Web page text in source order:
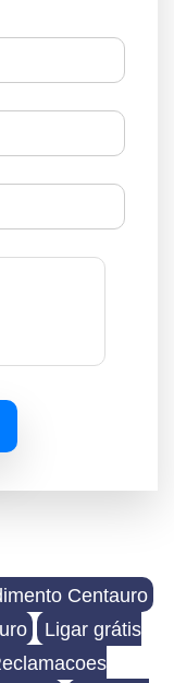
Centauro
Ligar grátis